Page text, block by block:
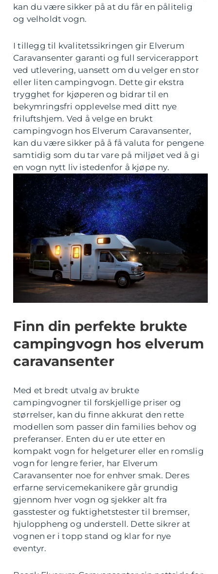
kan du være sikker på at du får en pålitelig
og velholdt vogn.
I tillegg til kvalitetssikringen gir Elverum
Caravansenter garanti og full servicerapport
ved utlevering, uansett om du velger en stor
eller liten campingvogn. Dette gir ekstra
trygghet for kjøperen og bidrar til en
bekymringsfri opplevelse med ditt nye
friluftshjem. Ved å velge en brukt
campingvogn hos Elverum Caravansenter,
kan du være sikker på å få valuta for pengene
samtidig som du tar vare på miljøet ved å gi
en vogn nytt liv istedenfor å kjøpe ny.
Finn din perfekte brukte
campingvogn hos elverum
caravansenter
Med et bredt utvalg av brukte
campingvogner til forskjellige priser og
størrelser, kan du finne akkurat den rette
modellen som passer din families behov og
preferanser. Enten du er ute etter en
kompakt vogn for helgeturer eller en romslig
vogn for lengre ferier, har Elverum
Caravansenter noe for enhver smak. Deres
erfarne servicemekanikere går grundig
gjennom hver vogn og sjekker alt fra
gasstester og fuktighetstester til bremser,
hjuloppheng og understell. Dette sikrer at
vognen er i topp stand og klar for nye
eventyr.